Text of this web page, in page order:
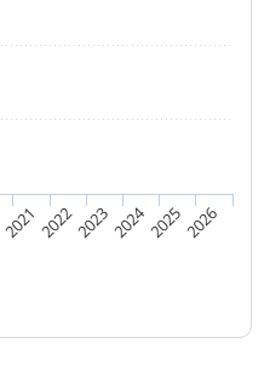
202120222023202420252026